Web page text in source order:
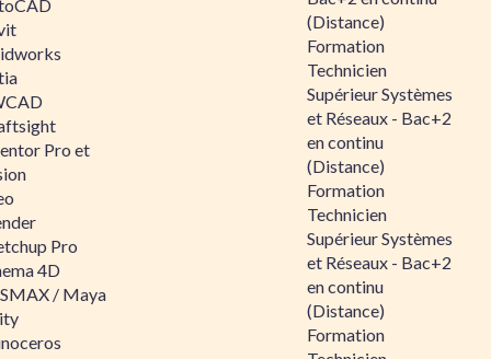
Pro et
Pro
4D
/ Maya
(Distance)
Formation
Technicien
Supérieur Systèmes
et Réseaux - Bac+2
en continu
(Distance)
Formation
Technicien
Supérieur Systèmes
et Réseaux - Bac+2
en continu
(Distance)
Formation